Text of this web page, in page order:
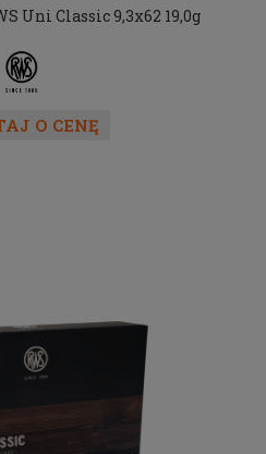
Uni Classic 9,3x62 19,0g
O CENĘ